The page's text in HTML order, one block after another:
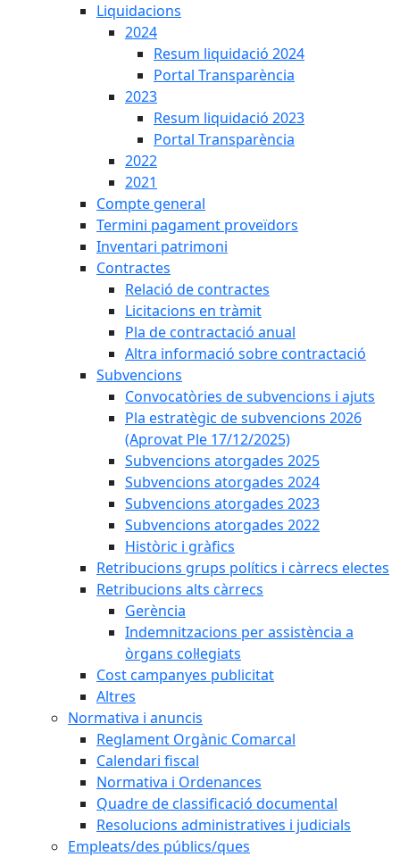
Liquidacions
2024
Resum liquidació 2024
Portal Transparència
2023
Resum liquidació 2023
Portal Transparència
2022
2021
Compte general
Termini pagament proveïdors
Inventari patrimoni
Contractes
Relació de contractes
Licitacions en tràmit
Pla de contractació anual
Altra informació sobre contractació
Subvencions
Convocatòries de subvencions i ajuts
Pla estratègic de subvencions 2026
(Aprovat Ple 17/12/2025)
Subvencions atorgades 2025
Subvencions atorgades 2024
Subvencions atorgades 2023
Subvencions atorgades 2022
Històric i gràfics
Retribucions grups polítics i càrrecs electes
Retribucions alts càrrecs
Gerència
Indemnitzacions per assistència a
òrgans col·legiats
Cost campanyes publicitat
Altres
Normativa i anuncis
Reglament Orgànic Comarcal
Calendari fiscal
Normativa i Ordenances
Quadre de classificació documental
Resolucions administratives i judicials
Empleats/des públics/ques